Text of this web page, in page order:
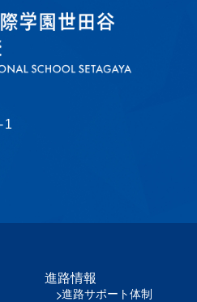
1
進路情報
進路サポート体制